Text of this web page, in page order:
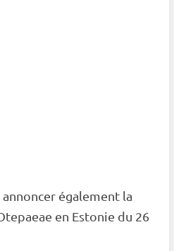
également la
en Estonie du 26